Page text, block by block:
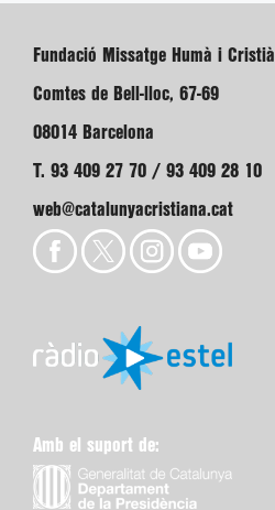
Fundació Missatge Humà i Cristià
Comtes de Bell-lloc, 67-69
08014 Barcelona
T. 93 409 27 70 / 93 409 28 10
web@catalunyacristiana.cat
Amb el suport de: